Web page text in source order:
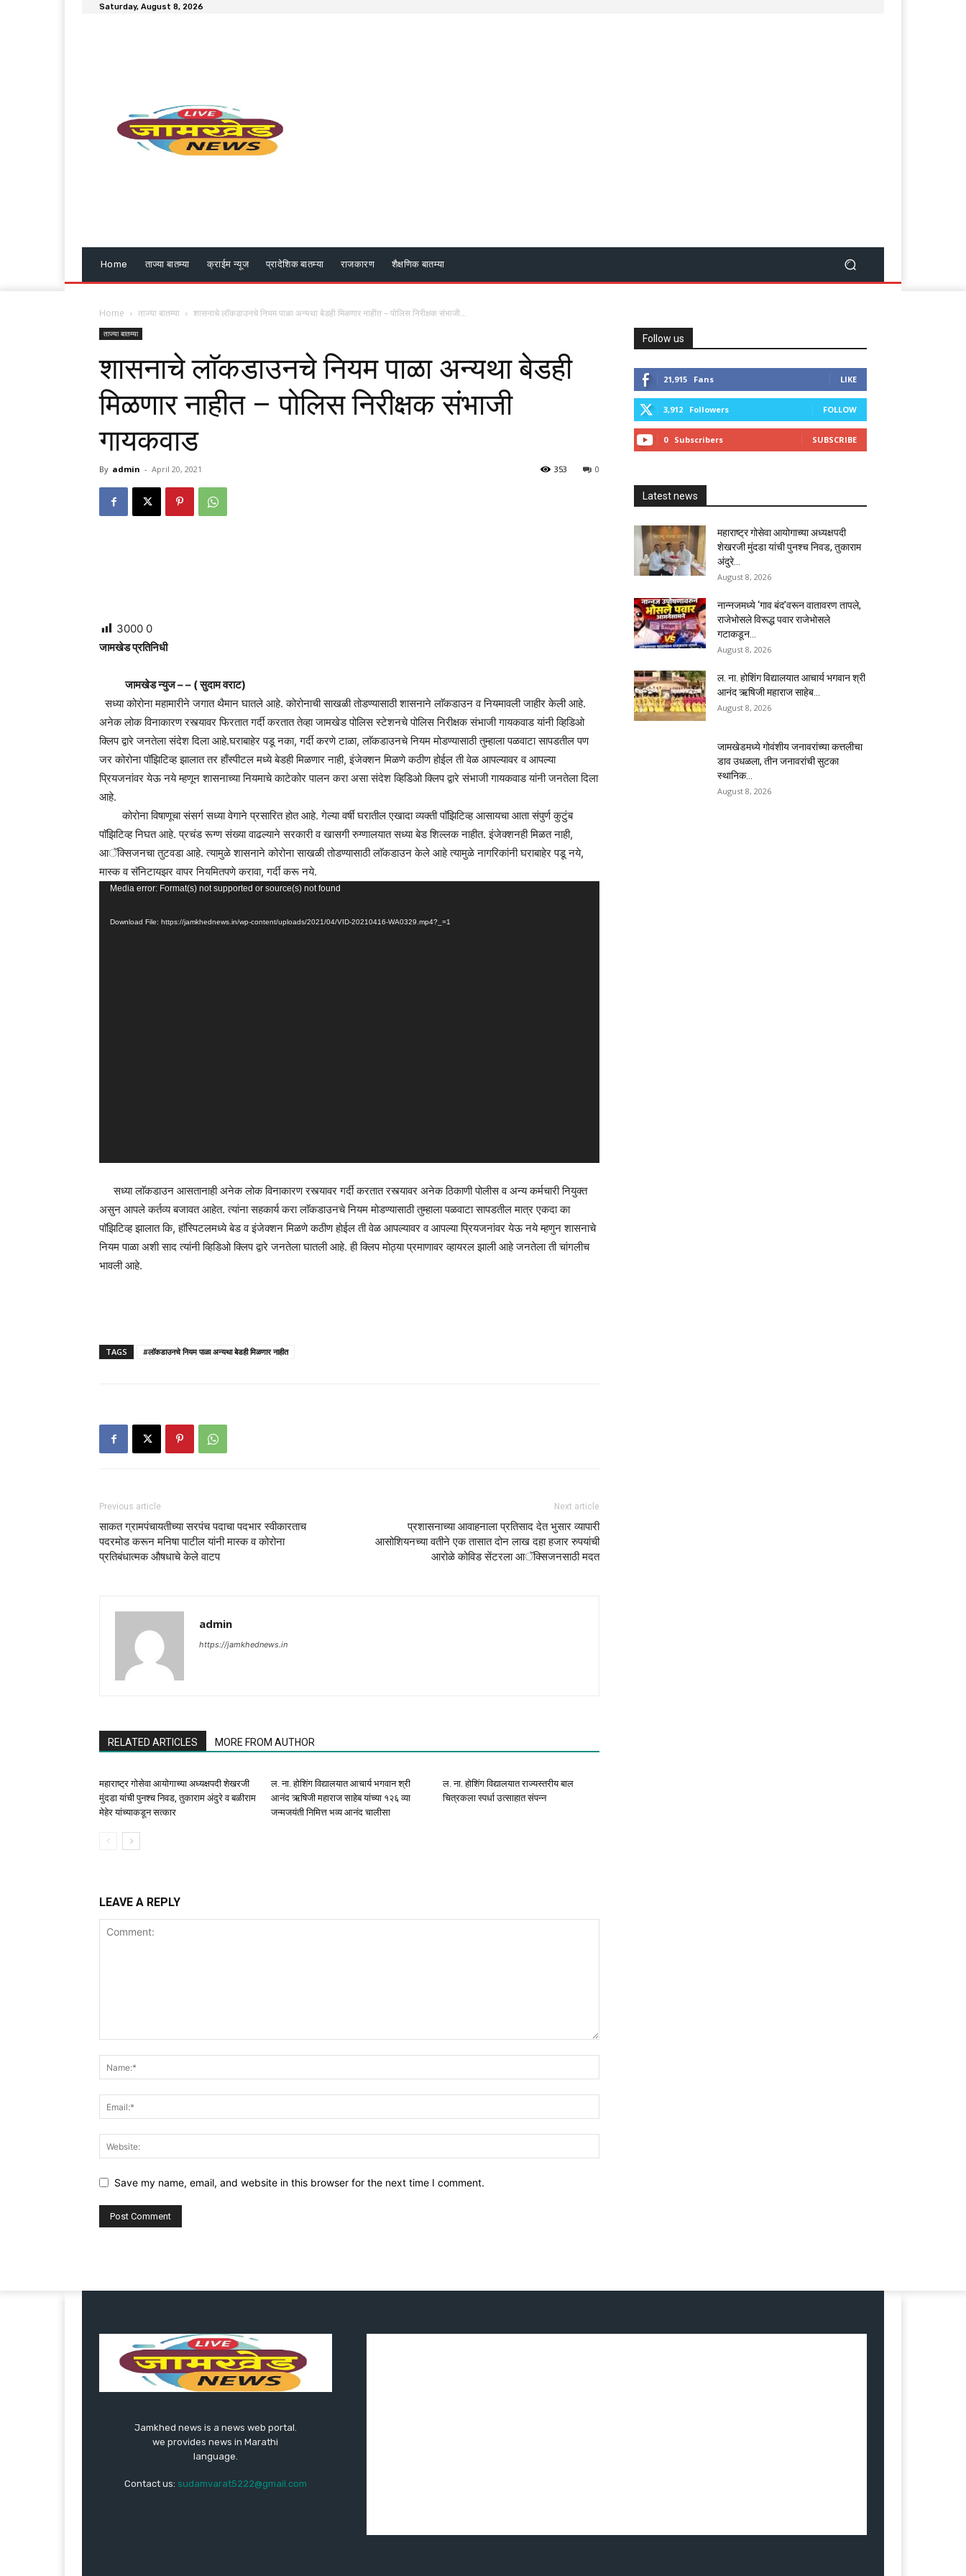
Saturday, August 8, 2026
Home ताज्या बातम्या क्राईम न्यूज प्रादेशिक बातम्या राजकारण शैक्षणिक बातम्या
Home ताज्या बातम्या शासनाचे लाॅकडाउनचे नियम पाळा अन्यथा बेडही मिळणार नाहीत – पोलिस निरीक्षक संभाजी...
ताज्या बातम्या
शासनाचे लाॅकडाउनचे नियम पाळा अन्यथा बेडही
मिळणार नाहीत – पोलिस निरीक्षक संभाजी
गायकवाड
By admin - April 20, 2021 0
353
3000 0
जामखेड प्रतिनिधी
जामखेड न्युज – – ( सुदाम वराट)
सध्या कोरोना महामारीने जगात थैमान घातले आहे. कोरोनाची साखळी तोडण्यासाठी शासनाने लाॅकडाउन व नियमावली जाहीर केली आहे.
अनेक लोक विनाकारण रस्त्यावर फिरतात गर्दी करतात तेव्हा जामखेड पोलिस स्टेशनचे पोलिस निरीक्षक संभाजी गायकवाड यांनी व्हिडिओ
क्लिप द्वारे जनतेला संदेश दिला आहे.घराबाहेर पडू नका, गर्दी करणे टाळा, लाॅकडाउनचे नियम मोडण्यासाठी तुम्हाला पळवाटा सापडतील पण
जर कोरोना पॉझिटिव्ह झालात तर हाँस्पीटल मध्ये बेडही मिळणार नाही, इंजेक्शन मिळणे कठीण होईल ती वेळ आपल्यावर व आपल्या
प्रियजनांवर येऊ नये म्हणून शासनाच्या नियमाचे काटेकोर पालन करा असा संदेश व्हिडिओ क्लिप द्वारे संभाजी गायकवाड यांनी जनतेला दिला
आहे.
कोरोना विषाणूचा संसर्ग सध्या वेगाने प्रसारित होत आहे. गेल्या वर्षी घरातील एखादा व्यक्ती पाॅझिटिव्ह आसायचा आता संपुर्ण कुटुंब
पाॅझिटिव्ह निघत आहे. प्रचंड रूग्ण संख्या वाढल्याने सरकारी व खासगी रुग्णालयात सध्या बेड शिल्लक नाहीत. इंजेक्शनही मिळत नाही,
आॅक्सिजनचा तुटवडा आहे. त्यामुळे शासनाने कोरोना साखळी तोडण्यासाठी लाॅकडाउन केले आहे त्यामुळे नागरिकांनी घराबाहेर पडू नये,
मास्क व सॅनिटायझर वापर नियमितपणे करावा, गर्दी करू नये.
Video
Media error: Format(s) not supported or source(s) not found
Download File: https://jamkhednews.in/wp-content/uploads/2021/04/VID-20210416-WA0329.mp4?_=1
सध्या लाॅकडाउन आसतानाही अनेक लोक विनाकारण रस्त्यावर गर्दी करतात रस्त्यावर अनेक ठिकाणी पोलीस व अन्य कर्मचारी नियुक्त
असुन आपले कर्तव्य बजावत आहेत. त्यांना सहकार्य करा लाॅकडाउनचे नियम मोडण्यासाठी तुम्हाला पळवाटा सापडतील मात्र एकदा का
पाॅझिटिव्ह झालात कि, हाॅस्पिटलमध्ये बेड व इंजेक्शन मिळणे कठीण होईल ती वेळ आपल्यावर व आपल्या प्रियजनांवर येऊ नये म्हणुन शासनाचे
नियम पाळा अशी साद त्यांनी व्हिडिओ क्लिप द्वारे जनतेला घातली आहे. ही क्लिप मोठ्या प्रमाणावर व्हायरल झाली आहे जनतेला ती चांगलीच
भावली आहे.
TAGS #लाॅकडाउनचे नियम पाळा अन्यथा बेडही मिळणार नाहीत
Previous article
साकत ग्रामपंचायतीच्या सरपंच पदाचा पदभार स्वीकारताच
पदरमोड करून मनिषा पाटील यांनी मास्क व कोरोना
प्रतिबंधात्मक औषधाचे केले वाटप
Next article
प्रशासनाच्या आवाहनाला प्रतिसाद देत भुसार व्यापारी
आसोशियनच्या वतीने एक तासात दोन लाख दहा हजार रुपयांची
आरोळे कोविड सेंटरला आॅक्सिजनसाठी मदत
admin
https://jamkhednews.in
RELATED ARTICLES MORE FROM AUTHOR
महाराष्ट्र गोसेवा आयोगाच्या अध्यक्षपदी शेखरजी
मुंदडा यांची पुनश्च निवड, तुकाराम अंदुरे व बळीराम
मेहेर यांच्याकडून सत्कार
ल. ना. होशिंग विद्यालयात आचार्य भगवान श्री
आनंद ऋषिजी महाराज साहेब यांच्या १२६ व्या
जन्मजयंती निमित्त भव्य आनंद चालीसा
ल. ना. होशिंग विद्यालयात राज्यस्तरीय बाल
चित्रकला स्पर्धा उत्साहात संपन्न
LEAVE A REPLY
Save my name, email, and website in this browser for the next time I comment.
Follow us
21,915 Fans LIKE
3,912 Followers FOLLOW
0 Subscribers SUBSCRIBE
Latest news
महाराष्ट्र गोसेवा आयोगाच्या अध्यक्षपदी
शेखरजी मुंदडा यांची पुनश्च निवड, तुकाराम
अंदुरे...
August 8, 2026
नान्नजमध्ये ‘गाव बंद’वरून वातावरण तापले,
राजेभोसले विरूद्ध पवार राजेभोसले
गटाकडून...
August 8, 2026
ल. ना. होशिंग विद्यालयात आचार्य भगवान श्री
आनंद ऋषिजी महाराज साहेब...
August 8, 2026
जामखेडमध्ये गोवंशीय जनावरांच्या कत्तलीचा
डाव उधळला, तीन जनावरांची सुटका
स्थानिक...
August 8, 2026
Jamkhed news is a news web portal.
we provides news in Marathi
language.
Contact us: sudamvarat5222@gmail.com